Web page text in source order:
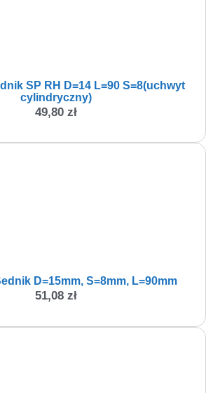
SP RH D=14 L=90 S=8(uchwyt
cylindryczny)
49,80 zł
D=15mm, S=8mm, L=90mm
51,08 zł